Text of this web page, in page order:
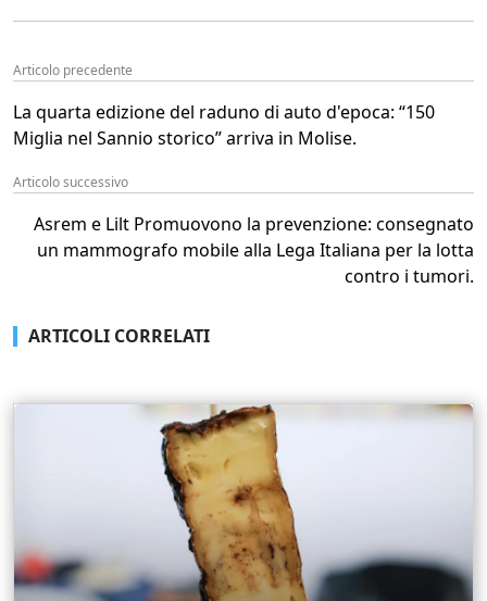
Articolo precedente
La quarta edizione del raduno di auto d'epoca: “150
Miglia nel Sannio storico” arriva in Molise.
Articolo successivo
Asrem e Lilt Promuovono la prevenzione: consegnato
un mammografo mobile alla Lega Italiana per la lotta
contro i tumori.
ARTICOLI CORRELATI